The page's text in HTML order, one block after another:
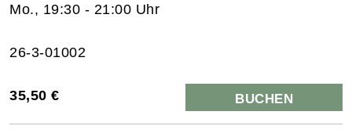
Mo., 19:30 - 21:00 Uhr
26-3-01002
35,50 € BUCHEN